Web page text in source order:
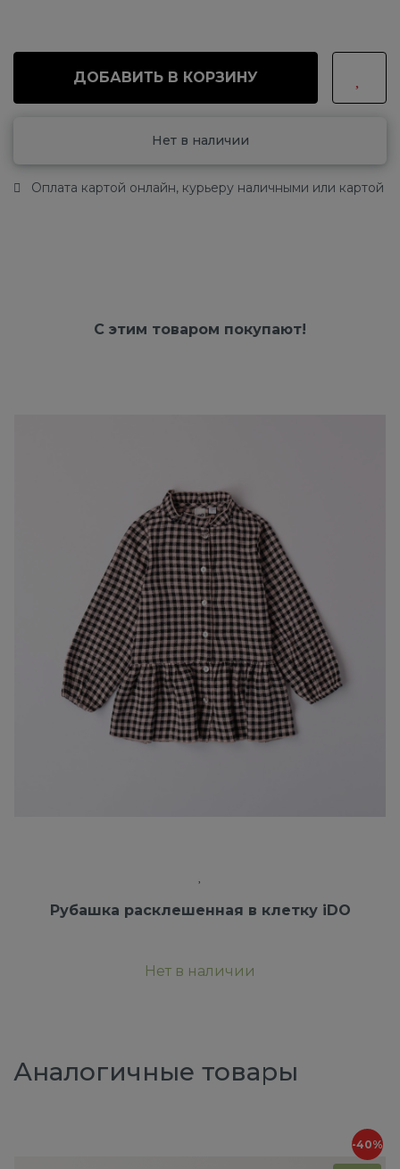
ДОБАВИТЬ В КОРЗИНУ
Нет в наличии
Оплата картой онлайн, курьеру наличными или картой
С этим товаром покупают!
Рубашка расклешенная в клетку iDO
Нет в наличии
Аналогичные товары
-40%